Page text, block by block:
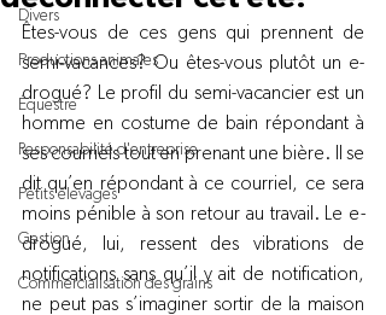
Divers
Productions animales
Équestre
Responsabilité d'entreprise
Petits élevages
Gestion
Commercialisation des grains
Êtes-vous de ces gens qui prennent de
semi-vacances? Ou êtes-vous plutôt un e-
drogué? Le profil du semi-vacancier est un
homme en costume de bain répondant à
ses courriels tout en prenant une bière. Il se
dit qu’en répondant à ce courriel, ce sera
moins pénible à son retour au travail. Le e-
drogué, lui, ressent des vibrations de
notifications sans qu’il y ait de notification,
ne peut pas s’imaginer sortir de la maison